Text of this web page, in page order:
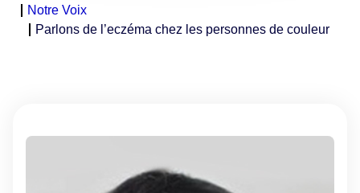
Notre Voix
Parlons de l’eczéma chez les personnes de couleur